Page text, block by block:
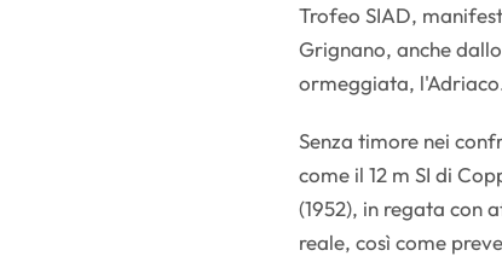
Trofeo SIAD,
Grignano, anche
ormeggiata,
Senza timore nei
come il 12 m SI di
(1952), in regata con
reale, così come